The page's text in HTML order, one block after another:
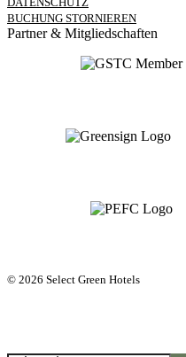
BUCHUNG STORNIEREN
Partner & Mitgliedschaften
© 2026 Select Green Hotels